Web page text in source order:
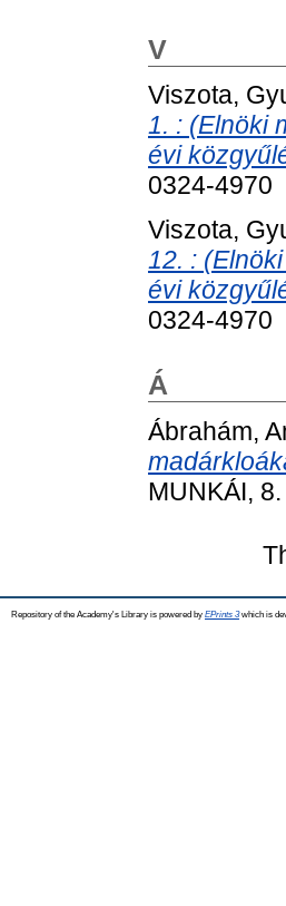
V
Viszota,
1. : (Elnöki
évi
0324-4970
Viszota,
12. :
évi
0324-4970
Á
Ábrahám,
MUNKÁI,
Repository of the Academy's Library is powered by EPrints 3which is